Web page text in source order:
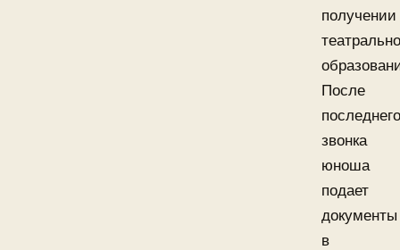
получении
После
последнего
звонка
юноша
подает
документы
в